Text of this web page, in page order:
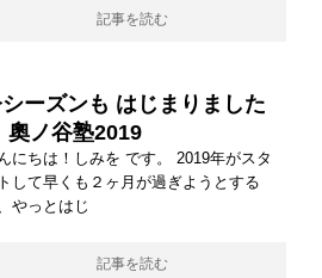
記事を読む
ーズンも はじまりました
奧ノ谷塾2019
にちは！しみを です。 2019年がスタ
して早くも２ヶ月が過ぎようとする
やっとはじ
記事を読む